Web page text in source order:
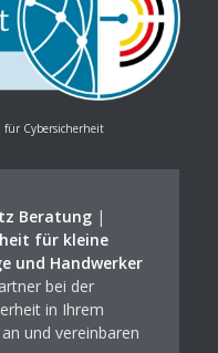
Cybersicherheit
Beratung|
für kleine
und Handwerker
bei der
in Ihrem
und vereinbaren